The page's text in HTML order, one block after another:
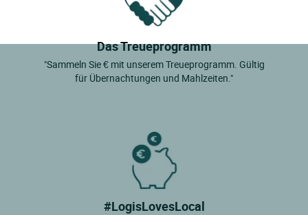
Das Treueprogramm
"Sammeln Sie € mit unserem Treueprogramm. Gültig
für Übernachtungen und Mahlzeiten."
#LogisLovesLocal